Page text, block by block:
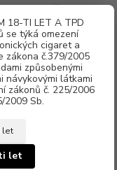
18-TI LET A TPD
se týká omezení
cigaret a
zákona č.379/2005
způsobenými
návykovými látkami
zákonů č. 225/2006
2009 Sb.
let
let
Menu
za0 Kč